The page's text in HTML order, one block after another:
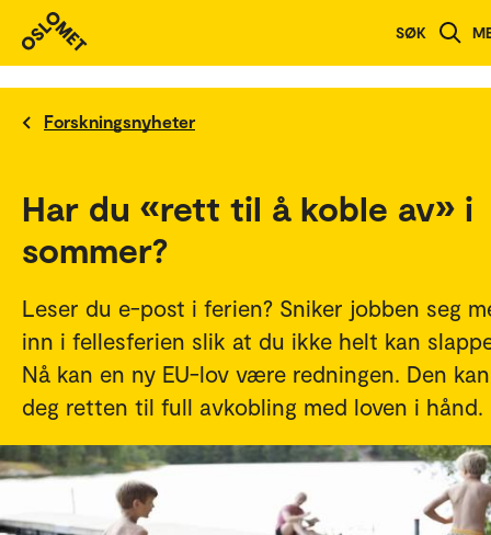
SØK
Forskningsnyheter
Har du «rett til å koble av» i
sommer?
Leser du e-post i ferien? Sniker jobben seg
inn i fellesferien slik at du ikke helt kan
Nå kan en ny EU-lov være redningen. Den
deg retten til full avkobling med loven i hånd.